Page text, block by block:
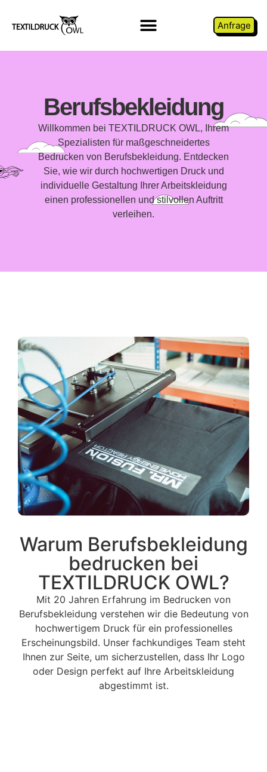
Anfrage
Berufsbekleidung
Willkommen bei TEXTILDRUCK OWL, Ihrem
Spezialisten für maßgeschneidertes
Bedrucken von Berufsbekleidung. Entdecken
Sie, wie wir durch hochwertigen Druck und
individuelle Gestaltung Ihrer Arbeitskleidung
einen professionellen und stilvollen Auftritt
verleihen.
Warum Berufsbekleidung
bedrucken bei
TEXTILDRUCK OWL?
Mit 20 Jahren Erfahrung im Bedrucken von
Berufsbekleidung verstehen wir die Bedeutung von
hochwertigem Druck für ein professionelles
Erscheinungsbild. Unser fachkundiges Team steht
Ihnen zur Seite, um sicherzustellen, dass Ihr Logo
oder Design perfekt auf Ihre Arbeitskleidung
abgestimmt ist.